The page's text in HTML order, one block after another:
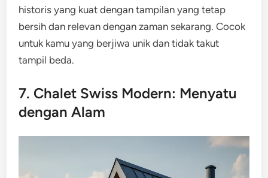
historis yang kuat dengan tampilan yang tetap
bersih dan relevan dengan zaman sekarang. Cocok
untuk kamu yang berjiwa unik dan tidak takut
tampil beda.
7. Chalet Swiss Modern: Menyatu
dengan Alam